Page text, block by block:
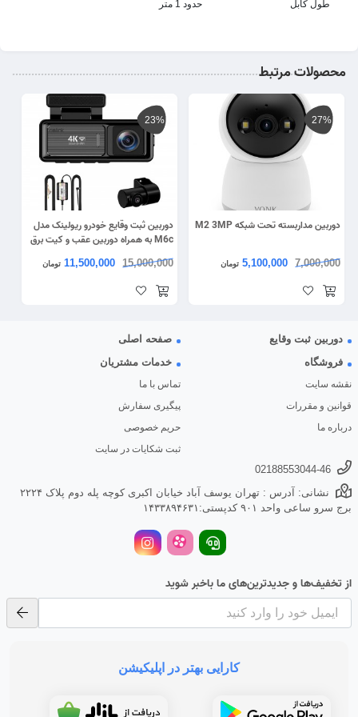
طول کابل حدود 1 متر
محصولات مرتبط
27%
دوربین مداربسته تحت شبکه M2 3MP
7,000,000
5,100,000 تومان
23%
دوربین ثبت وقایع خودرو ریولینک مدل
M6c به همراه دوربین عقب و کیت برق
مستقیم
15,000,000
11,500,000 تومان
دوربین ثبت وقایع
صفحه اصلی
فروشگاه
نقشه سایت
قوانین و مقررات
درباره ما
خدمات مشتریان
تماس با ما
پیگیری سفارش
حریم خصوصی
ثبت شکایات در سایت
02188553044-46
نشانی: آدرس : تهران یوسف آباد خیابان اکبری کوچه پله دوم پلاک ۲۲۲۴
برج سرو ساعی واحد ۹۰۱ کدپستی:۱۴۳۳۸۹۴۶۳۱
از تخفیف‌ها و جدیدترین‌های ما باخبر شوید
کارایی بهتر در اپلیکیشن